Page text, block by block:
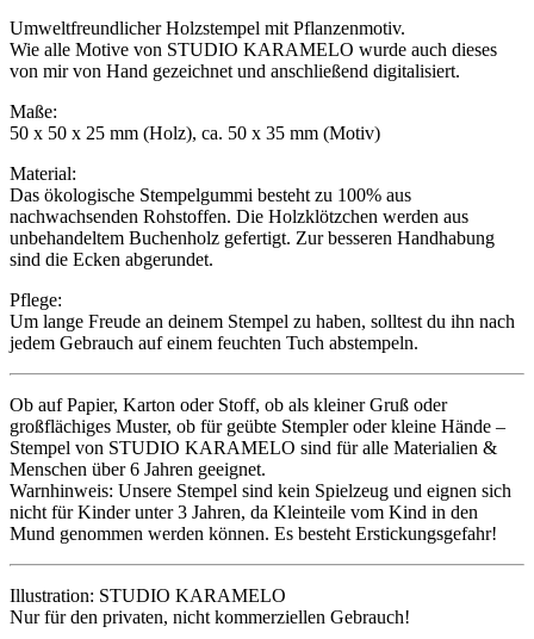
Umweltfreundlicher Holzstempel mit Pflanzenmotiv.
Wie alle Motive von STUDIO KARAMELO wurde auch dieses
von mir von Hand gezeichnet und anschließend digitalisiert.
Maße:
50 x 50 x 25 mm (Holz), ca. 50 x 35 mm (Motiv)
Material:
Das ökologische Stempelgummi besteht zu 100% aus
nachwachsenden Rohstoffen. Die Holzklötzchen werden aus
unbehandeltem Buchenholz gefertigt. Zur besseren Handhabung
sind die Ecken abgerundet.
Pflege:
Um lange Freude an deinem Stempel zu haben, solltest du ihn nach
jedem Gebrauch auf einem feuchten Tuch abstempeln.
Ob auf Papier, Karton oder Stoff, ob als kleiner Gruß oder
großflächiges Muster, ob für geübte Stempler oder kleine Hände –
Stempel von STUDIO KARAMELO sind für alle Materialien &
Menschen über 6 Jahren geeignet.
Warnhinweis: Unsere Stempel sind kein Spielzeug und eignen sich
nicht für Kinder unter 3 Jahren, da Kleinteile vom Kind in den
Mund genommen werden können. Es besteht Erstickungsgefahr!
Illustration: STUDIO KARAMELO
Nur für den privaten, nicht kommerziellen Gebrauch!